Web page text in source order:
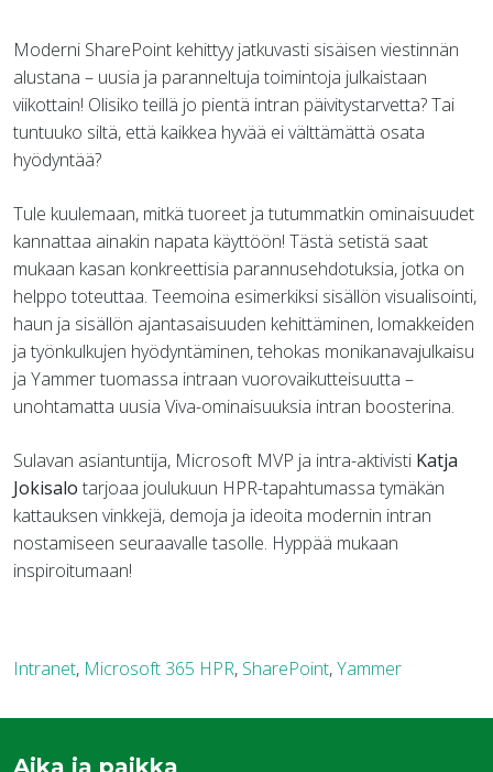
Moderni SharePoint kehittyy jatkuvasti sisäisen viestinnän
alustana – uusia ja paranneltuja toimintoja julkaistaan
viikottain! Olisiko teillä jo pientä intran päivitystarvetta? Tai
tuntuuko siltä, että kaikkea hyvää ei välttämättä osata
hyödyntää?
Tule kuulemaan, mitkä tuoreet ja tutummatkin ominaisuudet
kannattaa ainakin napata käyttöön! Tästä setistä saat
mukaan kasan konkreettisia parannusehdotuksia, jotka on
helppo toteuttaa. Teemoina esimerkiksi sisällön visualisointi,
haun ja sisällön ajantasaisuuden kehittäminen, lomakkeiden
ja työnkulkujen hyödyntäminen, tehokas monikanavajulkaisu
ja Yammer tuomassa intraan vuorovaikutteisuutta –
unohtamatta uusia Viva-ominaisuuksia intran boosterina.
Sulavan asiantuntija, Microsoft MVP ja intra-aktivisti Katja
Jokisalo tarjoaa joulukuun HPR-tapahtumassa tymäkän
kattauksen vinkkejä, demoja ja ideoita modernin intran
nostamiseen seuraavalle tasolle. Hyppää mukaan
inspiroitumaan!
Intranet, Microsoft 365 HPR, SharePoint,Yammer
Aika ja paikka